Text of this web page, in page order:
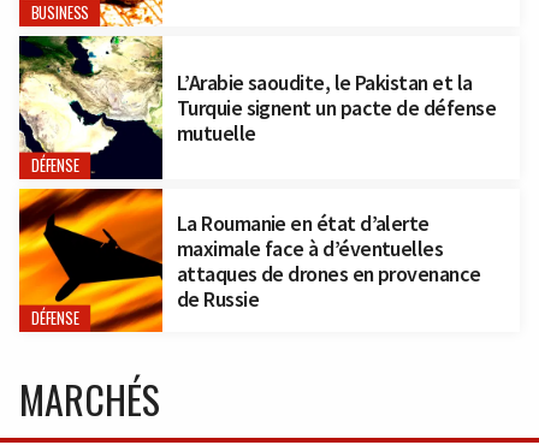
BUSINESS
DÉFENSE
L’Arabie saoudite, le Pakistan et la
Turquie signent un pacte de défense
mutuelle
DÉFENSE
La Roumanie en état d’alerte
maximale face à d’éventuelles
attaques de drones en provenance
de Russie
MARCHÉS